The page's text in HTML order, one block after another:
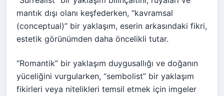
mantık dışı olanı keşfederken, “kavramsal
(conceptual)” bir yaklaşım, eserin arkasındaki fikri,
estetik görünümden daha öncelikli tutar.
“Romantik” bir yaklaşım duygusallığı ve doğanın
yüceliğini vurgularken, “sembolist” bir yaklaşım
fikirleri veya nitelikleri temsil etmek için imgeler